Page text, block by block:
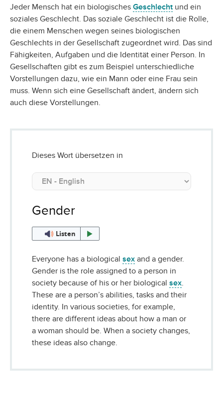
Jeder Mensch hat ein biologisches Geschlecht und ein
soziales Geschlecht. Das soziale Geschlecht ist die Rolle,
die einem Menschen wegen seines biologischen
Geschlechts in der Gesellschaft zugeordnet wird. Das sind
Fähigkeiten, Aufgaben und die Identität einer Person. In
Gesellschaften gibt es zum Beispiel unterschiedliche
Vorstellungen dazu, wie ein Mann oder eine Frau sein
muss. Wenn sich eine Gesellschaft ändert, ändern sich
auch diese Vorstellungen.
Dieses Wort übersetzen in
Gender
Listen
Everyone has a biological sex and a gender.
Gender is the role assigned to a person in
society because of his or her biological sex.
These are a person’s abilities, tasks and their
identity. In various societies, for example,
there are different ideas about how a man or
a woman should be. When a society changes,
these ideas also change.